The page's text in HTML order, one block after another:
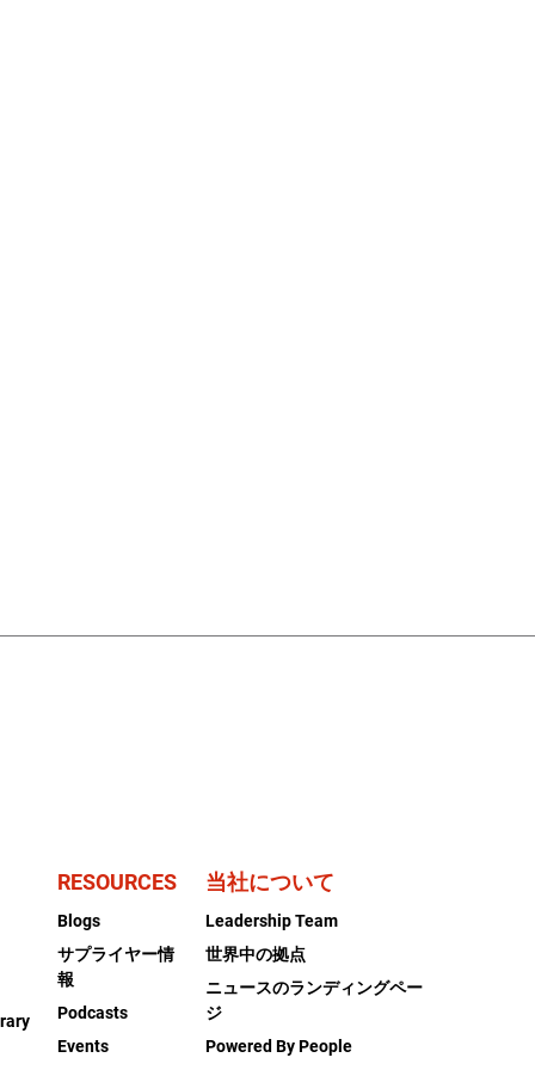
RESOURCES
Blogs
サプライヤー情
報
Podcasts
Events
当社について
Leadership Team
世界中の拠点
ニュースのランディングペー
ジ
Powered By People